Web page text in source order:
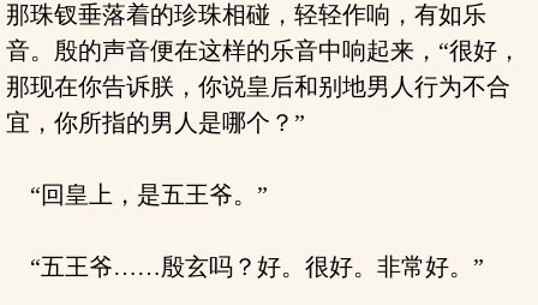
那珠钗垂落着的珍珠相碰，轻轻作响，有如乐
音。殷的声音便在这样的乐音中响起来，“很好，
那现在你告诉朕，你说皇后和别地男人行为不合
宜，你所指的男人是哪个？”
“回皇上，是五王爷。”
“五王爷……殷玄吗？好。很好。非常好。”